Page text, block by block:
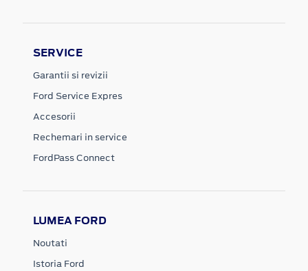
SERVICE
Garantii si revizii
Ford Service Expres
Accesorii
Rechemari in service
FordPass Connect
LUMEA FORD
Noutati
Istoria Ford